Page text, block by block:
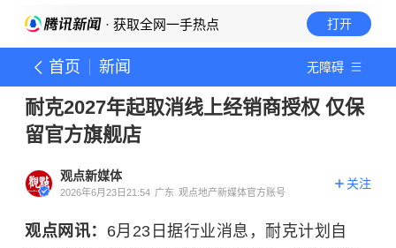
· 获取全网一手热点 打开
首页 新闻 无障碍
耐克2027年起取消线上经销商授权 仅保
留官方旗舰店
观点新媒体
2026年6月23日21:54 广东 观点地产新媒体官方账号
关注
观点网讯： 6月23日据行业消息，耐克计划自